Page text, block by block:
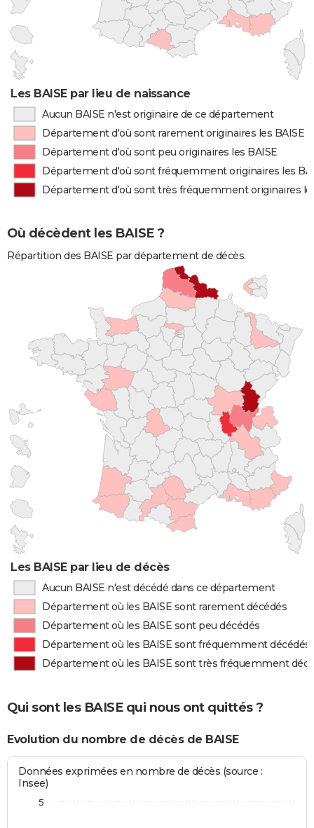
Les BAISE par lieu de naissance
Aucun BAISE n'est originaire de ce département
Département d'où sont rarement originaires les BAISE
Département d'où sont peu originaires les BAISE
Département d'où sont fréquemment originaires les
Département d'où sont très fréquemment originaires
Où décèdent les BAISE ?
Répartition des BAISE par département de décès.
Les BAISE par lieu de décès
Aucun BAISE n'est décédé dans ce département
Département où les BAISE sont rarement décédés
Département où les BAISE sont peu décédés
Département où les BAISE sont fréquemment décédés
Département où les BAISE sont très fréquemment
Qui sont les BAISE qui nous ont quittés ?
Evolution du nombre de décès de BAISE
Données exprimées en nombre de décès (source :
Insee)
5